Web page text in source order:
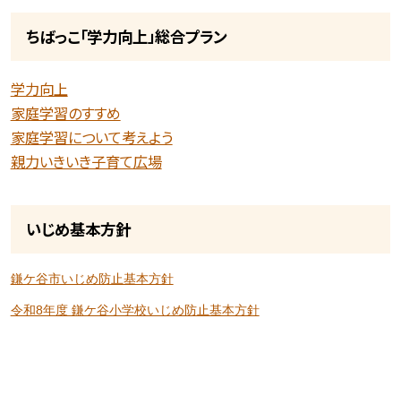
ちばっこ「学力向上」総合プラン
学力向上
家庭学習のすすめ
家庭学習について考えよう
親力いきいき子育て広場
いじめ基本方針
鎌ケ谷市いじめ防止基本方針
令和8年度 鎌ケ谷小学校いじめ防止基本方針